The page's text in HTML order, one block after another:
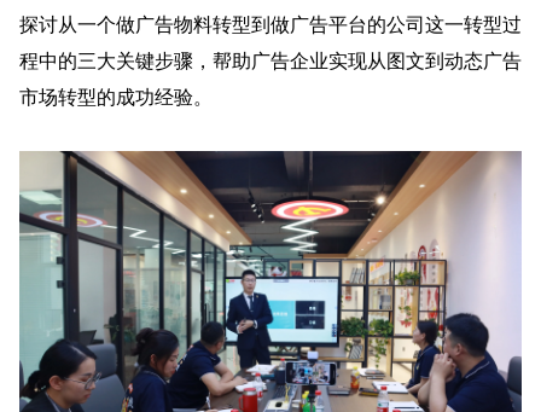
探讨从一个做广告物料转型到做广告平台的公司这一转型过
程中的三大关键步骤，帮助广告企业实现从图文到动态广告
市场转型的成功经验。